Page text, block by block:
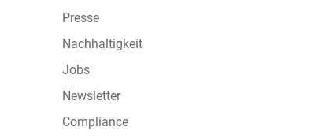
Presse
Nachhaltigkeit
Jobs
Newsletter
Compliance